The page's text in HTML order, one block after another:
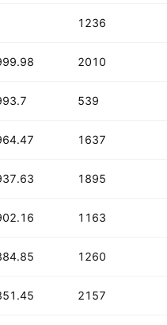
1236
2010
B
539
B
1637
B
1895
B
1163
B
1260
B
2157
B